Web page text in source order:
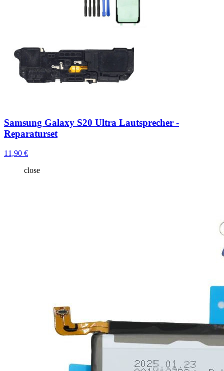
Samsung Galaxy S20 Ultra Lautsprecher -
Reparaturset
11,90 €
close